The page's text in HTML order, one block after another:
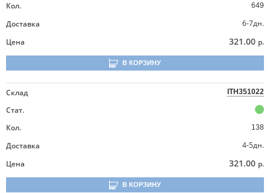
Кол.
649
Доставка
6-7дн.
Цена
321.00 р.
В КОРЗИНУ
Склад ITH351022
Стат.
Кол.
138
Доставка
4-5дн.
Цена
321.00 р.
В КОРЗИНУ